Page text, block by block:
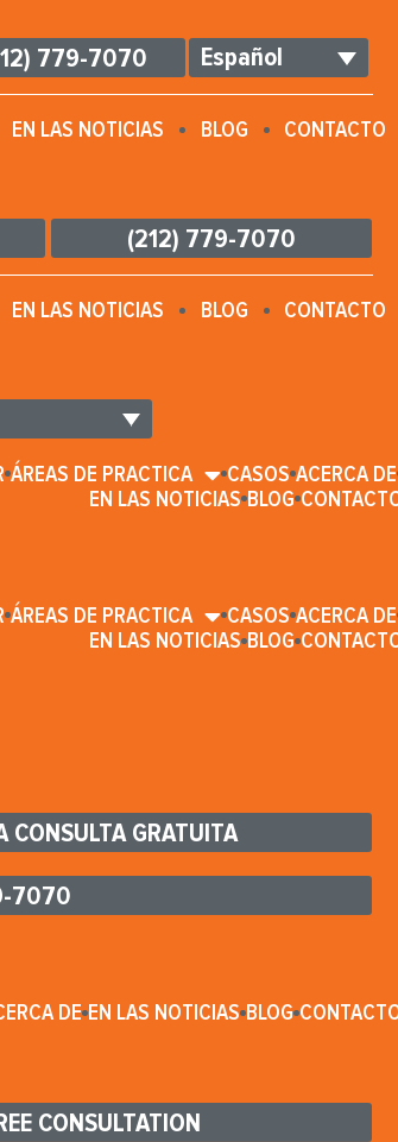
779-7070 Español
EN LAS NOTICIAS BLOG CONTACTO
(212) 779-7070
EN LAS NOTICIAS BLOG CONTACTO
ÁREAS DE PRACTICA CASOS ACERCA DE
EN LAS NOTICIAS BLOG
ÁREAS DE PRACTICA CASOS ACERCA DE
EN LAS NOTICIAS BLOG
CONSULTA GRATUITA
7070
DE EN LAS NOTICIAS BLOG
CONSULTATION